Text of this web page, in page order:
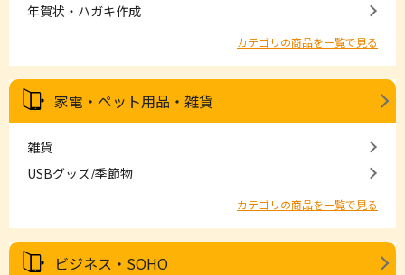
年賀状・ハガキ作成
カテゴリの商品を一覧で見る
家電・ペット用品・雑貨
雑貨
USBグッズ/季節物
カテゴリの商品を一覧で見る
ビジネス・SOHO